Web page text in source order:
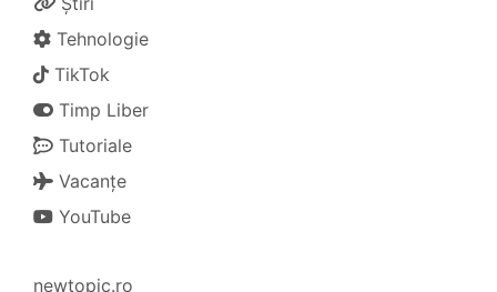
Tehnologie
TikTok
Timp Liber
Tutoriale
Vacanțe
YouTube
newtopic.ro